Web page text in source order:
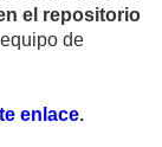
el repositorio
de
enlace.